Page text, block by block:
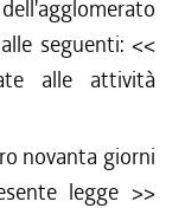
dell'agglomerato
seguenti: <<
alle attività
novanta giorni
legge >>